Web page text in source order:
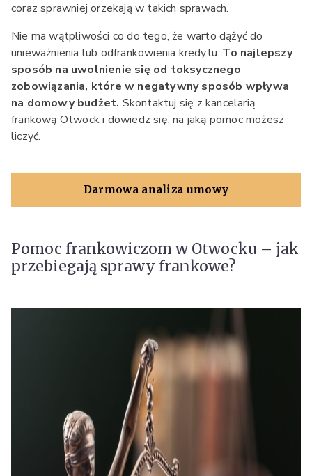
coraz sprawniej orzekają w takich sprawach.
Nie ma wątpliwości co do tego, że warto dążyć do
unieważnienia lub odfrankowienia kredytu. To najlepszy
sposób na uwolnienie się od toksycznego
zobowiązania, które w negatywny sposób wpływa
na domowy budżet. Skontaktuj się z kancelarią
frankową Otwock i dowiedz się, na jaką pomoc możesz
liczyć.
Darmowa analiza umowy
Pomoc frankowiczom w Otwocku – jak
przebiegają sprawy frankowe?